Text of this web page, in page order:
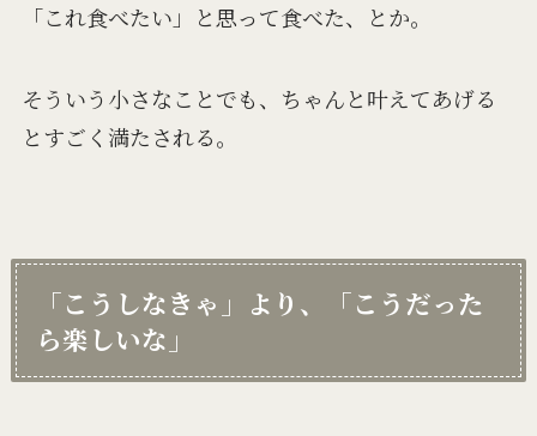
「これ食べたい」と思って食べた、とか。
そういう小さなことでも、ちゃんと叶えてあげる
とすごく満たされる。
「こうしなきゃ」より、「こうだった
ら楽しいな」